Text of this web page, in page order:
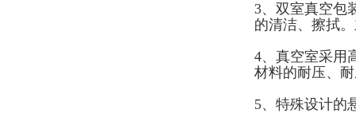
3、双室真空包
的清洁、擦拭
4、真空室采用
材料的耐压、
5、特殊设计的